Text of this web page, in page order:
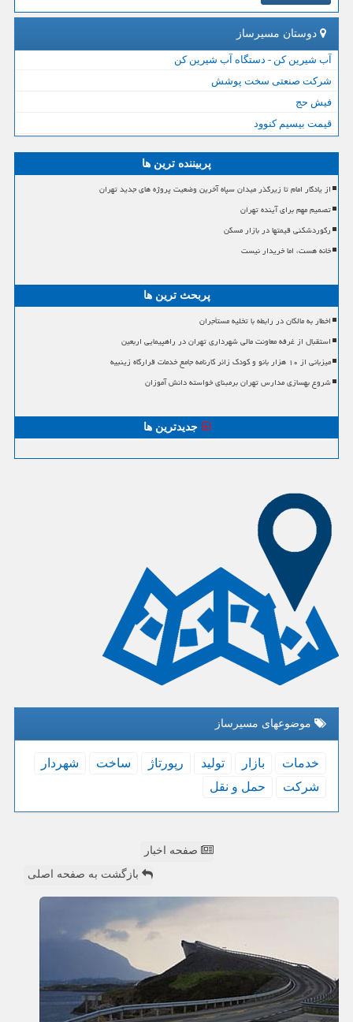
دوستان مسیرساز
آب شیرین کن - دستگاه آب شیرین کن
شرکت صنعتی سخت پوشش
فیش حج
قیمت بیسیم کنوود
پربیننده ترین ها
از یادگار امام تا زیرگذر میدان سپاه آخرین وضعیت پروژه های جدید تهران
تصمیم مهم برای آینده تهران
رکوردشکنی قیمتها در بازار مسکن
خانه هست، اما خریدار نیست
پربحث ترین ها
اخطار به مالکان در رابطه با تخلیه مستأجران
استقبال از غرفه معاونت مالی شهرداری تهران در راهپیمایی اربعین
میزبانی از ۱۰ هزار بانو و کودک زائر کارنامه جامع خدمات قرارگاه زینبیه
شروع بهسازی مدارس تهران برمبنای خواسته دانش آموزان
جدیدترین ها
موضوعهای مسیرساز
خدمات بازار تولید رپورتاژ ساخت
شهردار
شركت
حمل و نقل
صفحه اخبار
بازگشت به صفحه اصلی